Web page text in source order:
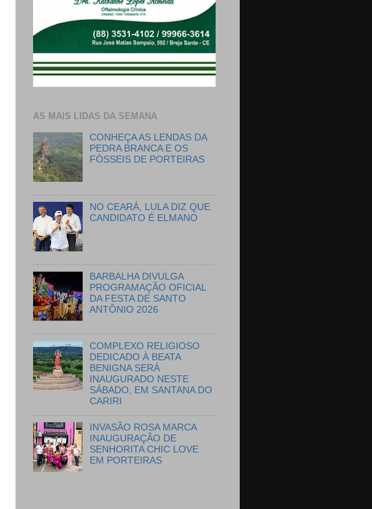
AS MAIS LIDAS DA SEMANA
CONHEÇA AS LENDAS DA
PEDRA BRANCA E OS
FÓSSEIS DE PORTEIRAS
NO CEARÁ, LULA DIZ QUE
CANDIDATO É ELMANO
BARBALHA DIVULGA
PROGRAMAÇÃO OFICIAL
DA FESTA DE SANTO
ANTÔNIO 2026
COMPLEXO RELIGIOSO
DEDICADO À BEATA
BENIGNA SERÁ
INAUGURADO NESTE
SÁBADO, EM SANTANA DO
CARIRI
INVASÃO ROSA MARCA
INAUGURAÇÃO DE
SENHORITA CHIC LOVE
EM PORTEIRAS